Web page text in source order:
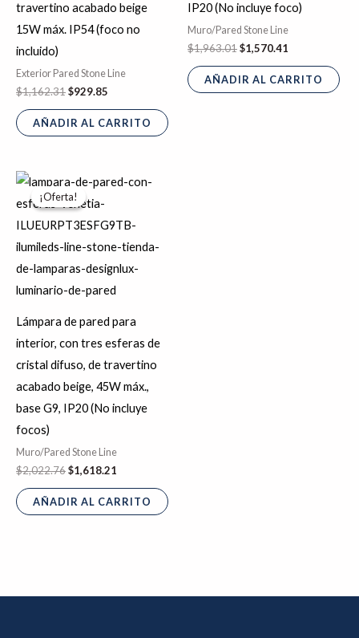
travertino acabado beige
15W máx. IP54 (foco no
incluido)
Exterior Pared Stone Line
$1,162.31$929.85
AÑADIR AL CARRITO
IP20 (No incluye foco)
Muro/Pared Stone Line
$1,963.01$1,570.41
AÑADIR AL CARRITO
¡Oferta!
¡Oferta!
Lámpara de pared para
interior, con tres esferas de
cristal difuso, de travertino
acabado beige, 45W máx.,
base G9, IP20 (No incluye
focos)
Muro/Pared Stone Line
$2,022.76
precio
original
$2,022.76.
$1,618.21
El
precio
$1,618.21.
AÑADIR AL CARRITO